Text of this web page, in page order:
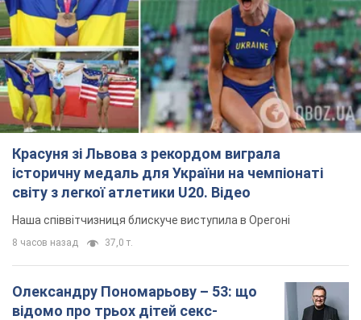
Красуня зі Львова з рекордом виграла
історичну медаль для України на чемпіонаті
світу з легкої атлетики U20. Відео
Наша співвітчизниця блискуче виступила в Орегоні
8 часов назад 37,0 т.
Олександру Пономарьову – 53: що
відомо про трьох дітей секс-